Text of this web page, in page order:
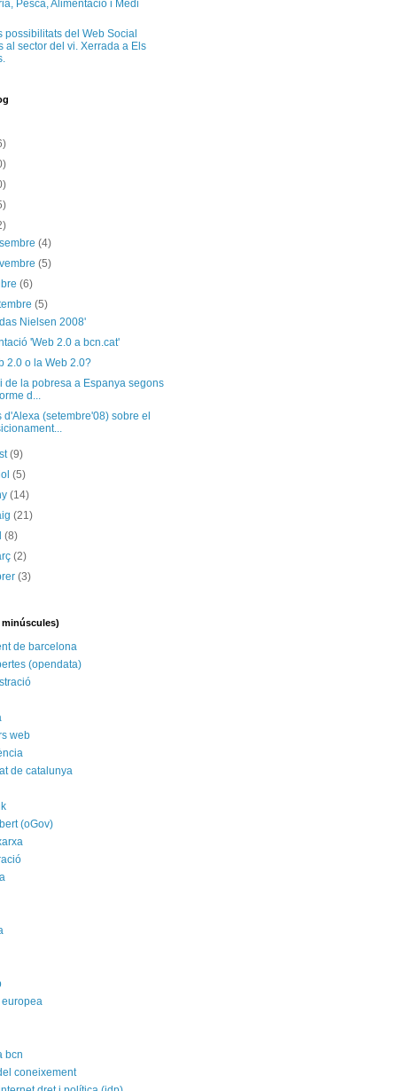
Pesca, Alimentació i Medi
possibilitats del Web Social
al sector del vi. Xerrada a Els
(4)
(5)
(6)
(5)
Nielsen 2008'
'Web 2.0 a bcn.cat'
2.0 o la Web 2.0?
de la pobresa a Espanya segons
d...
d'Alexa (setembre'08) sobre el
(9)
(5)
(14)
(21)
(8)
(2)
(3)
de barcelona
(opendata)
web
de catalunya
(oGov)
bcn
coneixement